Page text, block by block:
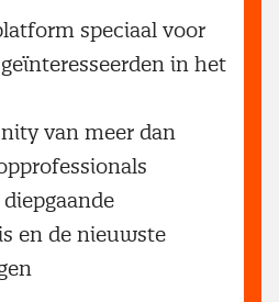
speciaal voor
in het
van meer dan
en de nieuwste